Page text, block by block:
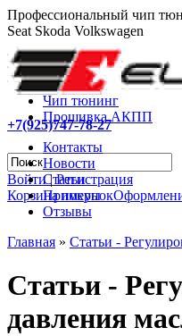
Профессиональный чип
Seat Skoda Volkswagen
+7(925)747-78-27
Войти|Регистрация
Корзина покупок
Чип тюнинг
Прошивка АКПП
Контакты
Новости
Статьи
Примеры
Отзывы
Главная » Статьи -
Статьи -
давления